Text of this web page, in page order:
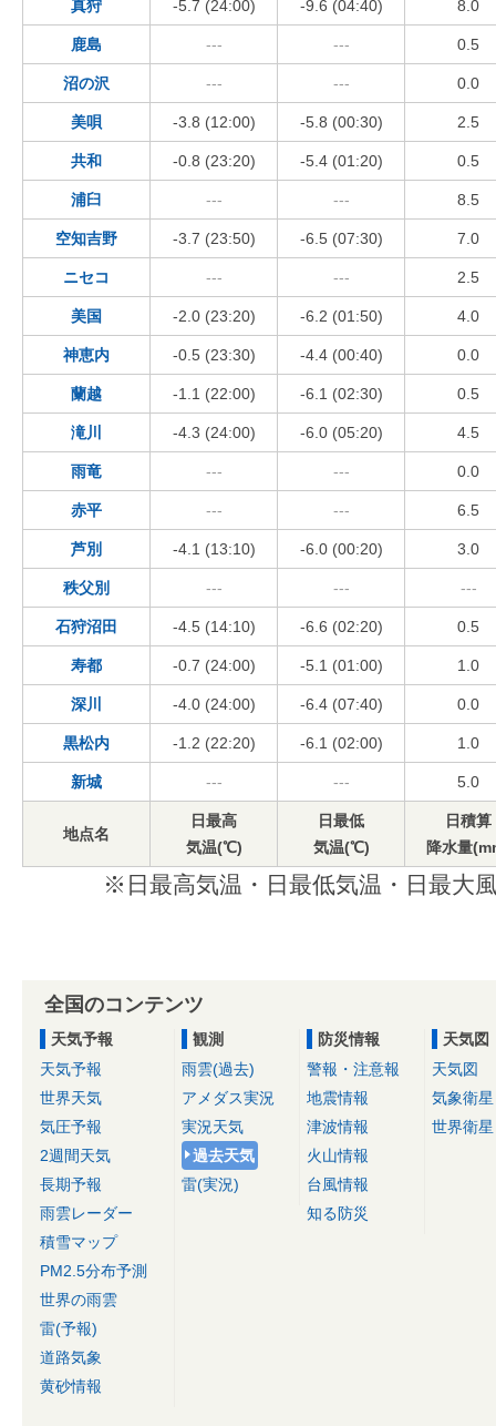
真狩 -5.7 (24:00) -9.6 (04:40) 8.0
鹿島 --- --- 0.5
沼の沢 --- --- 0.0
美唄 -3.8 (12:00) -5.8 (00:30) 2.5
共和 -0.8 (23:20) -5.4 (01:20) 0.5
浦臼 --- --- 8.5
空知吉野 -3.7 (23:50) -6.5 (07:30) 7.0
ニセコ --- --- 2.5
美国 -2.0 (23:20) -6.2 (01:50) 4.0
神恵内 -0.5 (23:30) -4.4 (00:40) 0.0
蘭越 -1.1 (22:00) -6.1 (02:30) 0.5
滝川 -4.3 (24:00) -6.0 (05:20) 4.5
雨竜 --- --- 0.0
赤平 --- --- 6.5
芦別 -4.1 (13:10) -6.0 (00:20) 3.0
秩父別 --- --- ---
石狩沼田 -4.5 (14:10) -6.6 (02:20) 0.5
寿都 -0.7 (24:00) -5.1 (01:00) 1.0
深川 -4.0 (24:00) -6.4 (07:40) 0.0
黒松内 -1.2 (22:20) -6.1 (02:00) 1.0
新城 --- --- 5.0
地点名
日最高
気温(℃)
日最低
気温(℃)
日積算
降水量
※日最高気温・日最低気温・日最大
全国のコンテンツ
天気予報
天気予報
世界天気
気圧予報
2週間天気
長期予報
雨雲レーダー
積雪マップ
PM2.5分布予測
世界の雨雲
雷(予報)
道路気象
黄砂情報
観測
雨雲(過去)
アメダス実況
実況天気
過去天気
雷(実況)
防災情報
警報・注意報
地震情報
津波情報
火山情報
台風情報
知る防災
天気図
天気図
気象衛星
世界衛星